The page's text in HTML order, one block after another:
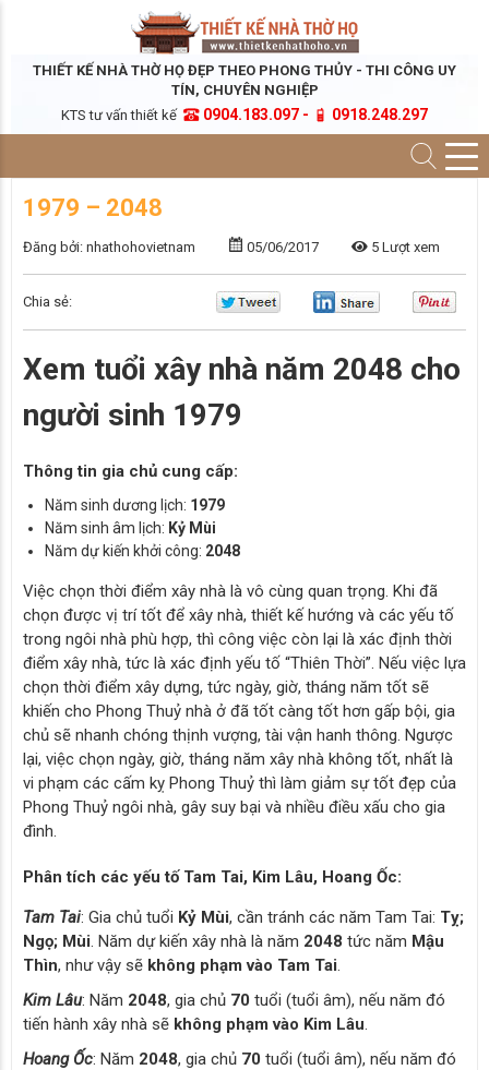
THIẾT KẾ NHÀ THỜ HỌ ĐẸP THEO PHONG THỦY - THI CÔNG UY
TÍN, CHUYÊN NGHIỆP
KTS tư vấn thiết kế
0904.183.097 - 0918.248.297
1979 – 2048
Đăng bởi: nhathohovietnam 05/06/2017 5 Lượt xem
Chia sẻ:
Xem tuổi xây nhà năm 2048 cho
người sinh 1979
Thông tin gia chủ cung cấp:
Năm sinh dương lịch: 1979
Năm sinh âm lịch: Kỷ Mùi
Năm dự kiến khởi công: 2048
Việc chọn thời điểm xây nhà là vô cùng quan trọng. Khi đã
chọn được vị trí tốt để xây nhà, thiết kế hướng và các yếu tố
trong ngôi nhà phù hợp, thì công việc còn lại là xác định thời
điểm xây nhà, tức là xác định yếu tố “Thiên Thời”. Nếu việc lựa
chọn thời điểm xây dựng, tức ngày, giờ, tháng năm tốt sẽ
khiến cho Phong Thuỷ nhà ở đã tốt càng tốt hơn gấp bội, gia
chủ sẽ nhanh chóng thịnh vượng, tài vận hanh thông. Ngược
lại, việc chọn ngày, giờ, tháng năm xây nhà không tốt, nhất là
vi phạm các cấm kỵ Phong Thuỷ thì làm giảm sự tốt đẹp của
Phong Thuỷ ngôi nhà, gây suy bại và nhiều điều xấu cho gia
đình.
Phân tích các yếu tố Tam Tai, Kim Lâu, Hoang Ốc:
Tam Tai: Gia chủ tuổi Kỷ Mùi, cần tránh các năm Tam Tai: Tỵ;
Ngọ; Mùi. Năm dự kiến xây nhà là năm 2048 tức năm Mậu
Thìn, như vậy sẽ không phạm vào Tam Tai.
Kim Lâu: Năm 2048, gia chủ 70 tuổi (tuổi âm), nếu năm đó
tiến hành xây nhà sẽ không phạm vào Kim Lâu.
Hoang Ốc: Năm 2048, gia chủ 70 tuổi (tuổi âm), nếu năm đó